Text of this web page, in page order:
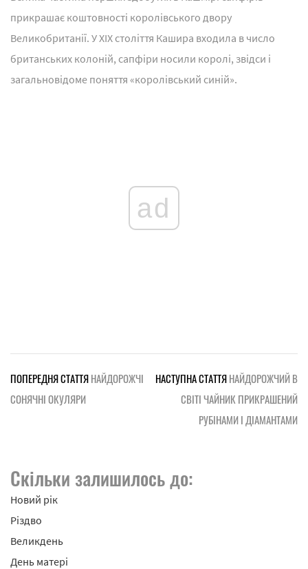
прикрашає коштовності королівського двору
Великобританії. У XIX століття Кашира входила в число
британських колоній, сапфіри носили королі, звідси і
загальновідоме поняття «королівський синій».
ad
ПОПЕРЕДНЯ СТАТТЯНАЙДОРОЖЧІ
СОНЯЧНІ ОКУЛЯРИ
НАСТУПНА СТАТТЯНАЙДОРОЖЧИЙ В
СВІТІ ЧАЙНИК ПРИКРАШЕНИЙ
РУБІНАМИ І ДІАМАНТАМИ
Скільки залишилось до:
Новий рік
Різдво
Великдень
День матері